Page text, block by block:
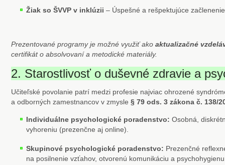
Žiak so ŠVVP v inklúzii – Úspešné a rešpektujúce
Prezentované programy je možné využiť ako aktualizačné
certifikát o absolvovaní a metodické materiály.
2. Starostlivosť o duševné zdravie a
Učiteľské povolanie patrí medzi profesie najviac ohrozené
a odborných zamestnancov v zmysle § 79 ods. 3 zákona č. 138/
Individuálne psychologické poradenstvo: Osobná,
vyhoreniu (prezenčne aj online).
Skupinové psychologické poradenstvo: Prezenčné
na posilnenie vzťahov, otvorenú komunikáciu a